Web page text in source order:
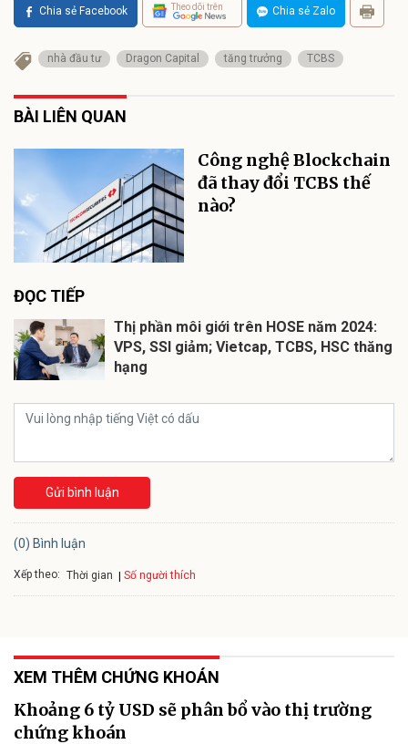
Chia sẻ Facebook Theo dõi trên Chia sẻ Zalo
nhà đầu tư Dragon Capital tăng trưởng TCBS
BÀI LIÊN QUAN
Công nghệ Blockchain
đã thay đổi TCBS thế
nào?
ĐỌC TIẾP
Thị phần môi giới trên HOSE năm 2024:
VPS, SSI giảm; Vietcap, TCBS, HSC thăng
hạng
Gửi bình luận
(0) Bình luận
Xếp theo: Thời gian Số người thích
XEM THÊM CHỨNG KHOÁN
Khoảng 6 tỷ USD sẽ phân bổ vào thị trường
chứng khoán